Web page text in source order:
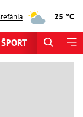
25 °C
ŠPORT